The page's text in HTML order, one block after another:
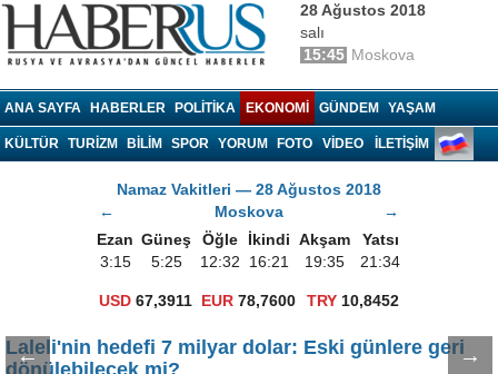
28 Ağustos 2018
salı
15:45 Moskova
ANA SAYFA HABERLER POLITIKA EKONOMI GÜNDEM YAŞAM
KÜLTÜR TURIZM BILIM SPOR YORUM FOTO VIDEO İLETİŞİM
Namaz Vakitleri — 28 Ağustos 2018
←
Moskova
→
Ezan Güneş Öğle İkindi Akşam
Yatsı
3:15
5:25 12:32 16:21 19:35 21:34
USD67,3911 EUR 78,7600 TRY10,8452
← →
Laleli'nin hedefi 7 milyar dolar: Eski günlere geri
dönülebilecek mi?